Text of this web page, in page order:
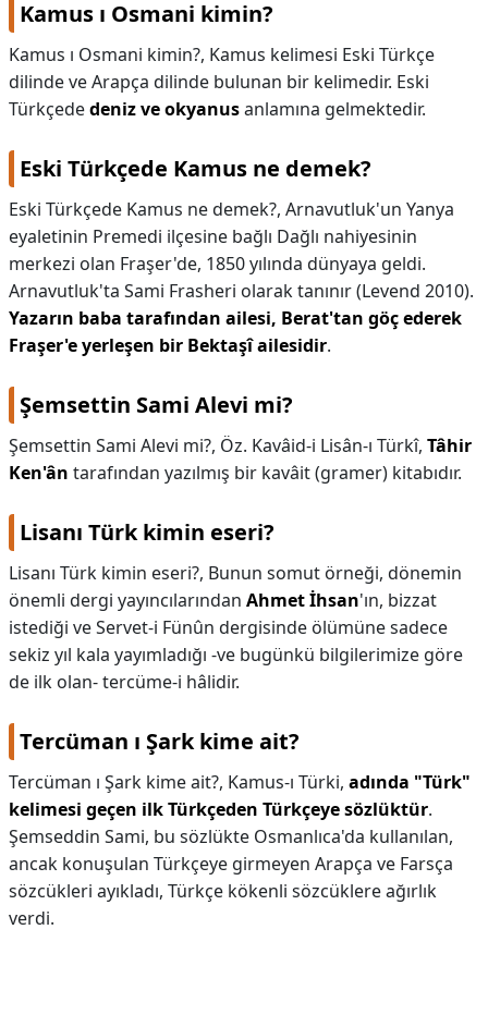
Kamus ı Osmani kimin?
Kamus ı Osmani kimin?, Kamus kelimesi Eski Türkçe
dilinde ve Arapça dilinde bulunan bir kelimedir. Eski
Türkçededeniz ve okyanusanlamına gelmektedir.
Eski Türkçede Kamus ne demek?
Eski Türkçede Kamus ne demek?, Arnavutluk'un Yanya
eyaletinin Premedi ilçesine bağlı Dağlı nahiyesinin
merkezi olan Fraşer'de, 1850 yılında dünyaya geldi.
Arnavutluk'ta Sami Frasheri olarak tanınır (Levend 2010).
Yazarın baba tarafından ailesi, Berat'tan göç ederek
Fraşer'e yerleşen bir Bektaşî ailesidir.
Şemsettin Sami Alevi mi?
Şemsettin Sami Alevi mi?, Öz. Kavâid-i Lisân-ı Türkî, Tâhir
Ken'ân tarafından yazılmış bir kavâit (gramer) kitabıdır.
Lisanı Türk kimin eseri?
Lisanı Türk kimin eseri?, Bunun somut örneği, dönemin
önemli dergi yayıncılarından Ahmet İhsan'ın, bizzat
istediği ve Servet-i Fünûn dergisinde ölümüne sadece
sekiz yıl kala yayımladığı -ve bugünkü bilgilerimize göre
de ilk olan- tercüme-i hâlidir.
Tercüman ı Şark kime ait?
Tercüman ı Şark kime ait?, Kamus-ı Türki, adında "Türk"
kelimesi geçen ilk Türkçeden Türkçeye sözlüktür.
Şemseddin Sami, bu sözlükte Osmanlıca'da kullanılan,
ancak konuşulan Türkçeye girmeyen Arapça ve Farsça
sözcükleri ayıkladı, Türkçe kökenli sözcüklere ağırlık
verdi.